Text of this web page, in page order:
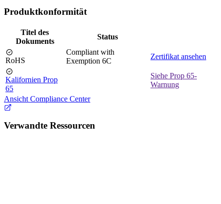
Produktkonformität
Titel des
Dokuments
Status
RoHS
Compliant with
Exemption 6C
Zertifikat ansehen
Kalifornien Prop
65
Siehe Prop 65-
Warnung
Ansicht Compliance Center
Verwandte Ressourcen